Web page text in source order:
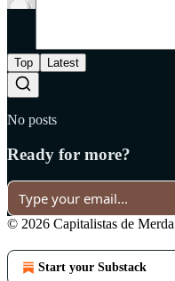
Top Latest
No posts
Ready for more?
© 2026 Capitalistas de Merda
Start your Substack